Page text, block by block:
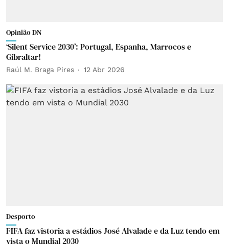
Opinião DN
‘Silent Service 2030’: Portugal, Espanha, Marrocos e
Gibraltar!
Raúl M. Braga Pires 12 Abr 2026
Desporto
FIFA faz vistoria a estádios José Alvalade e da Luz tendo em
vista o Mundial 2030